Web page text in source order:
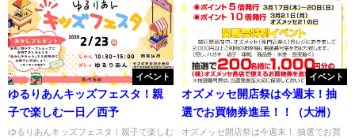
イベント
ゆるりあんキッズフェスタ！親
子で楽しむ一日／西予
ゆるりあんキッズフェスタ！親子で楽しむ
イベント
オズメッセ開店祭は今週末！抽
選でお買物券進呈！！（大洲）
オズメッセ開店祭は今週末！ 抽選でお買